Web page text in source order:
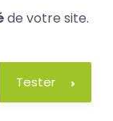
de votre site.
Tester